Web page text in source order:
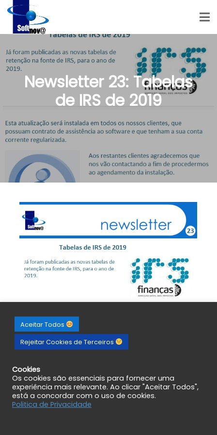
Newsletter 23: Tabelas
de IRS de 2019
Aceitar Todos
Rejeitar Cookies de Terceiros
Cookies
Os cookies são essenciais para fornecer uma
experiência mais relevante. Ao clicar "Aceitar Todos",
está a concordar com o uso de cookies.
Politica de Privacidade